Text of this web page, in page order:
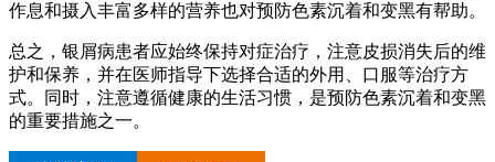
作息和摄入丰富多样的营养也对预防色素沉着和变黑有帮助。
总之，银屑病患者应始终保持对症治疗，注意皮损消失后的维
护和保养，并在医师指导下选择合适的外用、口服等治疗方
式。同时，注意遵循健康的生活习惯，是预防色素沉着和变黑
的重要措施之一。